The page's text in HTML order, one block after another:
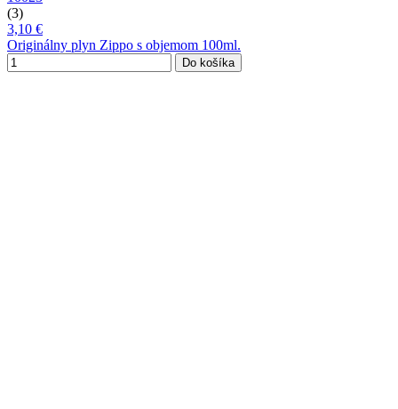
(3)
3,10 €
Originálny plyn Zippo s objemom 100ml.
Do košíka